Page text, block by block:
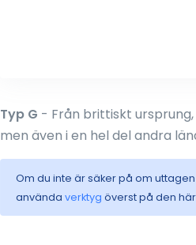
Typ G - Från brittiskt
men även i en hel del andra
Om du inte är säker på om
använda verktyg överst på den